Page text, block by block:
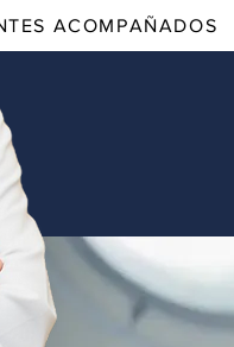
ACOMPAÑADOS